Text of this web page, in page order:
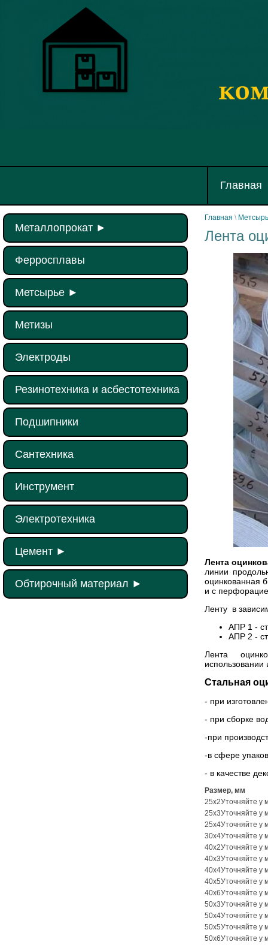
Главная
Металлопрокат ►
Ферросплавы
Метсырье ►
Метизы
Электроды
Резинотехника и асбестотехника
Подшипники
Сантехника
Инструмент
Электротехника
Цемент ►
Обтирочный материал ►
Главная \
Лента
Лента
линии
оцинкованная
и с
Ленту в
АПР 1 -
АПР 2 -
Лента
использовании
Стальная
- при
- при сборке
-при
-в сфере
- в качестве
Размер, мм
25х2Уточняйте у
25х3Уточняйте у
25х4Уточняйте у
30x4Уточняйте у
40х2Уточняйте у
40х3Уточняйте у
40х4Уточняйте у
40х5Уточняйте у
40х6Уточняйте у
50х3Уточняйте у
50х4Уточняйте у
50х5Уточняйте у
50х6Уточняйте у